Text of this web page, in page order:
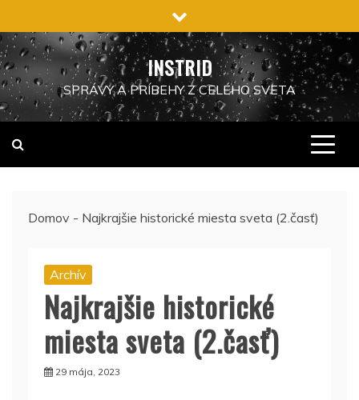
na
obsah
INSTRID
SPRÁVY A PRÍBEHY Z CELÉHO SVETA
Domov - Najkrajšie historické miesta sveta (2.časť)
Archív
Najkrajšie historické
miesta sveta (2.časť)
29 mája, 2023